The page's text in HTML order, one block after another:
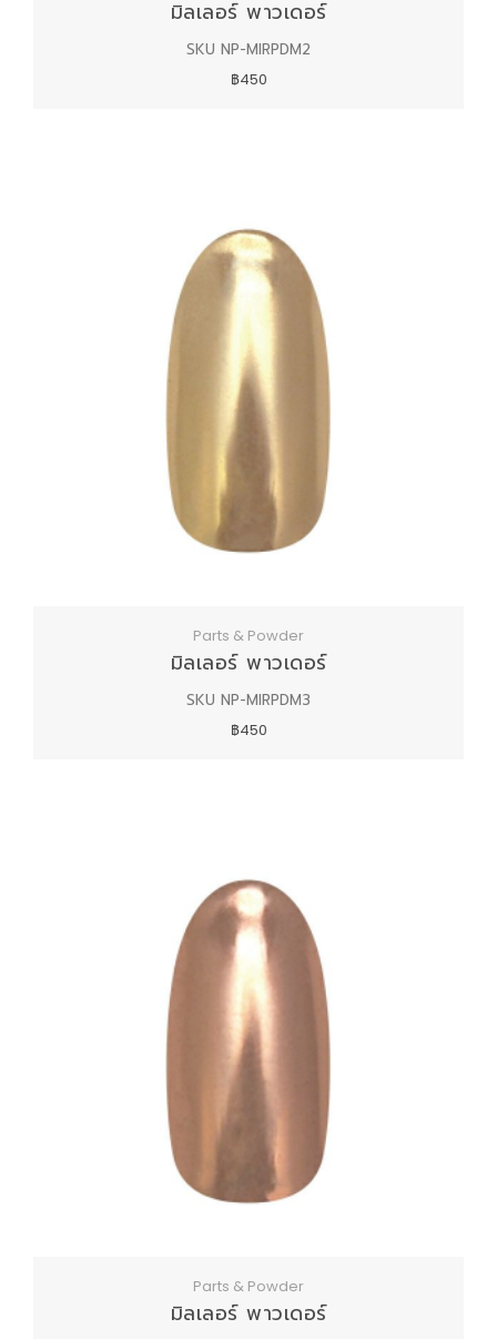
มิลเลอร์ พาวเดอร์
SKU NP-MIRPDM2
฿450
Parts & Powder
มิลเลอร์ พาวเดอร์
SKU NP-MIRPDM3
฿450
Parts & Powder
มิลเลอร์ พาวเดอร์